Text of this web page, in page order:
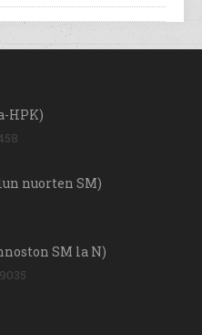
HPK)
nuorten SM)
SM la N)